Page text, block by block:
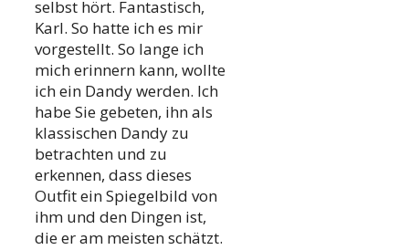
selbst hört. Fantastisch,
Karl. So hatte ich es mir
vorgestellt. So lange ich
mich erinnern kann, wollte
ich ein Dandy werden. Ich
habe Sie gebeten, ihn als
klassischen Dandy zu
betrachten und zu
erkennen, dass dieses
Outfit ein Spiegelbild von
ihm und den Dingen ist,
die er am meisten schätzt.